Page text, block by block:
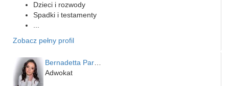
Dzieci i rozwody
Spadki i testamenty
Zobacz pełny profil
Adwokat